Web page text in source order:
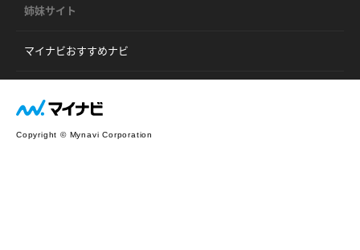
姉妹サイト
マイナビおすすめナビ
Copyright © Mynavi Corporation